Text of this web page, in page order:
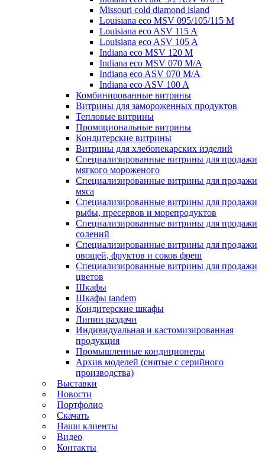
Missouri cold diamond island
Louisiana eco MSV 095/105/115 M
Louisiana eco ASV 115 A
Louisiana eco ASV 105 A
Indiana eco MSV 120 M
Indiana eco MSV 070 M/A
Indiana eco ASV 070 M/A
Indiana eco ASV 100 A
Комбинированные витрины
Витрины для замороженных продуктов
Тепловые витрины
Промоциональные витрины
Кондитерские витрины
Витрины для хлебопекарских изделий
Специализированные витрины для продажи
мягкого мороженого
Специализированные витрины для продажи
мяса
Специализированные витрины для продажи
рыбы, пресервов и морепродуктов
Специализированные витрины для продажи
солений
Специализированные витрины для продажи
овощей, фруктов и соков фреш
Специализированные витрины для продажи
цветов
Шкафы
Шкафы tandem
Кондитерские шкафы
Линии раздачи
Индивидуальная и кастомизированная
продукция
Промышленные кондиционеры
Архив моделей (снятые с серийного
производства)
Выставки
Новости
Портфолио
Скачать
Наши клиенты
Видео
Контакты